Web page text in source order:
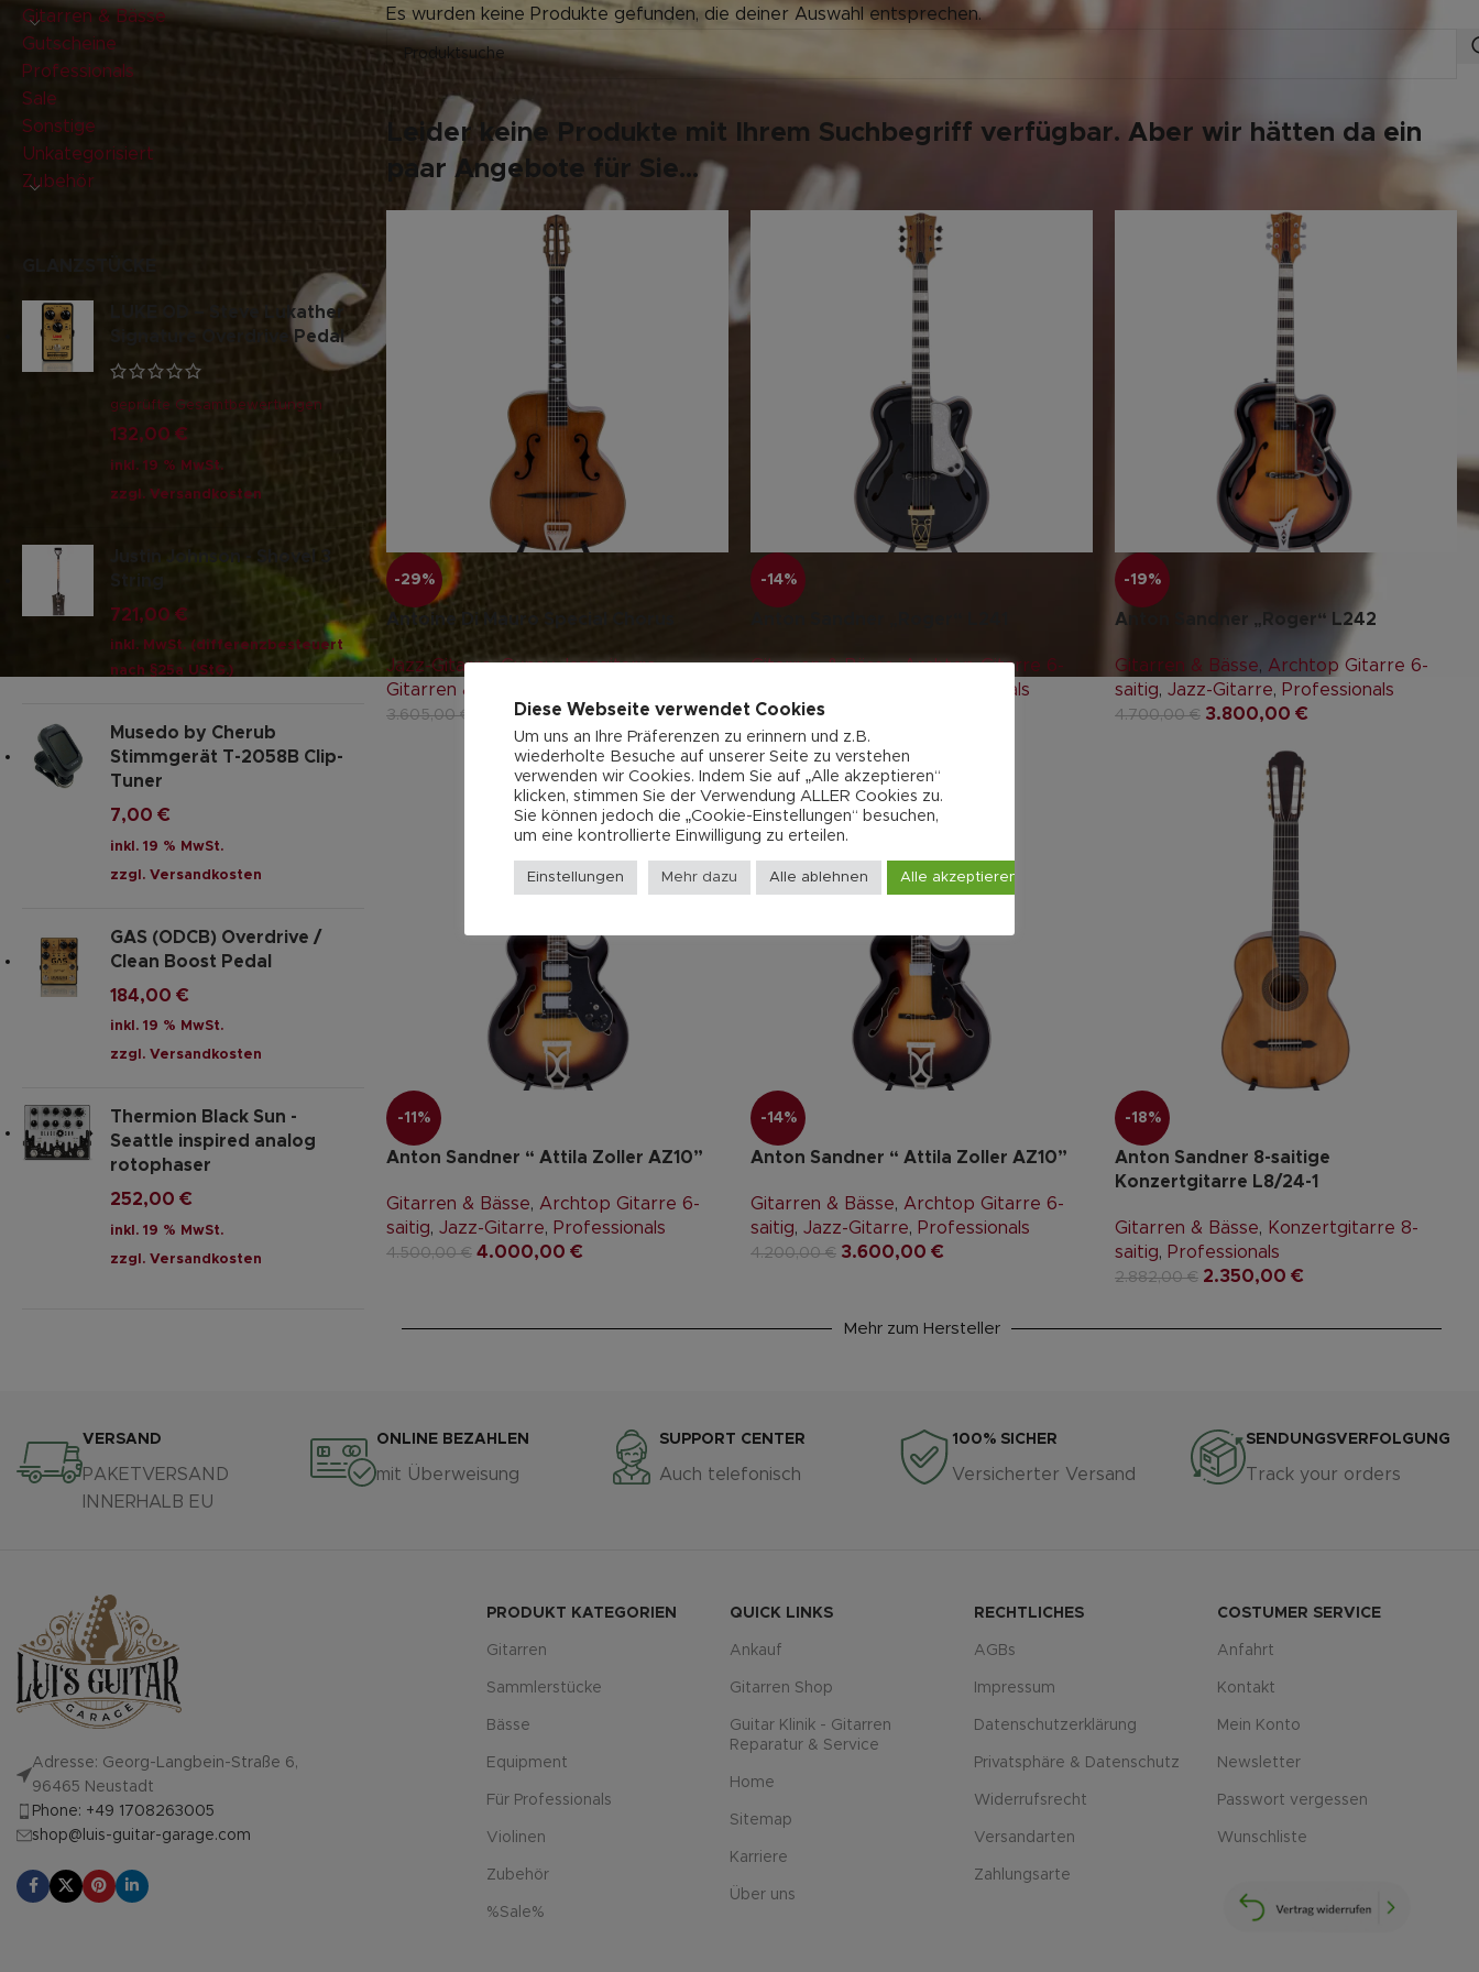
Gitarren & Bässe
Gutscheine
Professionals
Sale
Sonstige
Unkategorisiert
Zubehör
LUKE OD – Steve Lukather
Signature Overdrive Pedal
geprüfte Gesamtbewertungen
132,00 €
inkl. 19 % MwSt.
zzgl. Versandkosten
Justin Johnson - Shovel 3
721,00 €
inkl. MwSt. (differenzbesteuert
nach §25a UStG.)
Musedo by Cherub
Stimmgerät T-2058B Clip-
Tuner
7,00 €
inkl. 19 % MwSt.
zzgl. Versandkosten
GAS (ODCB) Overdrive /
Clean Boost Pedal
184,00 €
inkl. 19 % MwSt.
zzgl. Versandkosten
Thermion Black Sun -
Seattle inspired analog
rotophaser
252,00 €
inkl. 19 % MwSt.
zzgl. Versandkosten
Es wurden keine Produkte gefunden, die deiner Auswahl entsprechen.
Leider keine Produkte mit Ihrem Suchbegriff verfügbar. Aber wir hätten da ein
paar Angebote für Sie...
-29%
Antoine Di Mauro Special Chorus
Jazz-Gitarre, Gypsy Jazzgitarre,
Gitarren & Bässe
3.605,00€ 2.573,00 €
-14%
Gitarren & Bässe, Archtop Gitarre 6-
Professionals
4.200,00
-19%
Anton Sandner „Roger“ L242
Gitarren & Bässe, Archtop Gitarre 6-
saitig, Jazz-Gitarre, Professionals
4.700,00€ 3.800,00 €
-11%
Anton Sandner “ Attila Zoller AZ10”
Gitarren & Bässe, Archtop Gitarre 6-
saitig, Jazz-Gitarre, Professionals
4.500,00€ 4.000,00 €
-14%
Anton Sandner “ Attila Zoller AZ10”
Gitarren & Bässe, Archtop Gitarre 6-
saitig, Jazz-Gitarre, Professionals
4.200,00€ 3.600,00 €
-18%
Anton Sandner 8-saitige
Konzertgitarre L8/24-1
Gitarren & Bässe, Konzertgitarre 8-
saitig, Professionals
2.882,00€ 2.350,00 €
Mehr zum Hersteller
VERSAND
PAKETVERSAND
INNERHALB EU
ONLINE BEZAHLEN
mit Überweisung
SUPPORT CENTER
Auch telefonisch
100% SICHER
Versicherter Versand
SENDUNGSVERFOLGUNG
Track your orders
Adresse: Georg-Langbein-Straße 6,
96465 Neustadt
Phone: +49 1708263005
shop@luis-guitar-garage.com
PRODUKT KATEGORIEN
Gitarren
Sammlerstücke
Bässe
Equipment
Für Professionals
Violinen
Zubehör
%Sale%
QUICK LINKS
Ankauf
Gitarren Shop
Guitar Klinik - Gitarren
Reparatur & Service
Home
Sitemap
Karriere
Über uns
RECHTLICHES
AGBs
Impressum
Datenschutzerklärung
Privatsphäre & Datenschutz
Widerrufsrecht
Versandarten
Zahlungsarte
COSTUMER SERVICE
Anfahrt
Kontakt
Mein Konto
Newsletter
Passwort vergessen
Wunschliste
Diese Webseite verwendet Cookies
Um uns an Ihre Präferenzen zu erinnern und z.B.
wiederholte Besuche auf unserer Seite zu verstehen
verwenden wir Cookies. Indem Sie auf „Alle akzeptieren“
klicken, stimmen Sie der Verwendung ALLER Cookies zu.
Sie können jedoch die „Cookie-Einstellungen“ besuchen,
um eine kontrollierte Einwilligung zu erteilen.
Einstellungen Mehr dazu Alle ablehnen Alle akzeptieren